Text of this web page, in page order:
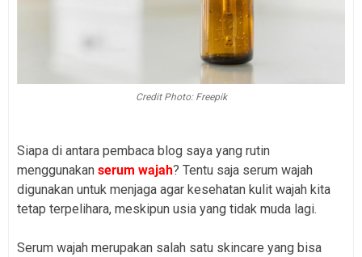
Credit Photo: Freepik
Siapa di antara pembaca blog saya yang rutin
menggunakan serum wajah? Tentu saja serum wajah
digunakan untuk menjaga agar kesehatan kulit wajah kita
tetap terpelihara, meskipun usia yang tidak muda lagi.
Serum wajah merupakan salah satu skincare yang bisa